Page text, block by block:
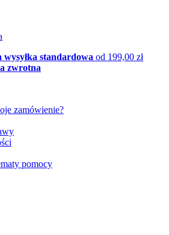
standardowa od 199,00 zł
zwrotna
zamówienie?
pomocy